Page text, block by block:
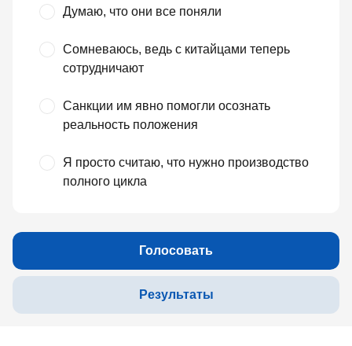
Думаю, что они все поняли
Сомневаюсь, ведь с китайцами теперь
сотрудничают
Санкции им явно помогли осознать
реальность положения
Я просто считаю, что нужно производство
полного цикла
Голосовать
Результаты